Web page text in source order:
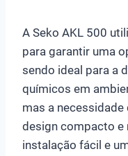
A Seko AKL 500
para garantir uma
sendo ideal para a
químicos em
mas a
design compacto
instalação fácil e